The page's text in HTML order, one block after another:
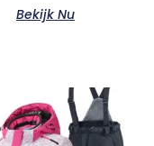
Bekijk Nu